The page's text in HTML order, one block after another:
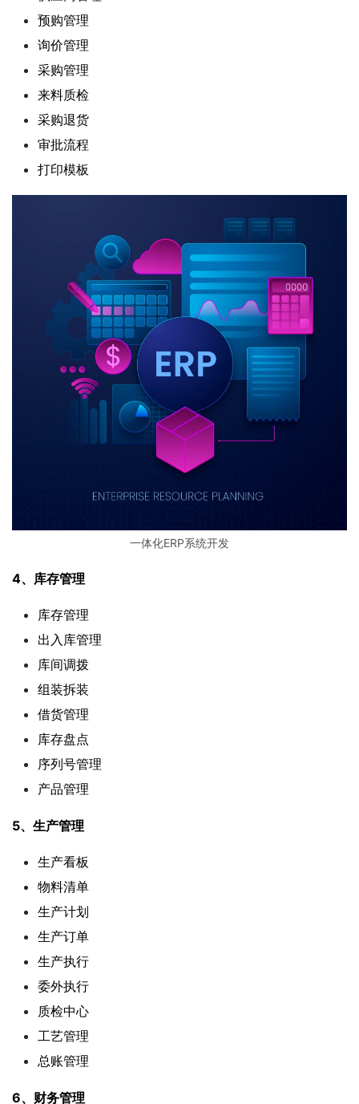
预购管理
询价管理
采购管理
来料质检
采购退货
审批流程
打印模板
一体化ERP系统开发
4、库存管理
库存管理
出入库管理
库间调拨
组装拆装
借货管理
库存盘点
序列号管理
产品管理
5、生产管理
生产看板
物料清单
生产计划
生产订单
生产执行
委外执行
质检中心
工艺管理
总账管理
6、财务管理